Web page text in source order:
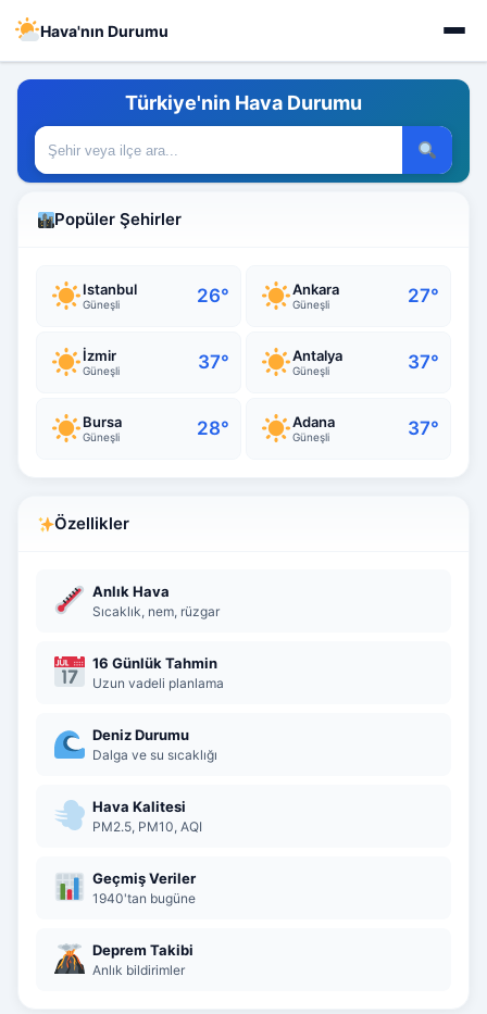
Hava'nın Durumu
Türkiye'nin Hava Durumu
Popüler Şehirler
Istanbul
Güneşli 26° Ankara
Güneşli 27°
İzmir
Güneşli 37° Antalya
Güneşli 37°
Bursa
Güneşli 28° Adana
Güneşli 37°
Özellikler
Anlık Hava
Sıcaklık, nem, rüzgar
16 Günlük Tahmin
Uzun vadeli planlama
Deniz Durumu
Dalga ve su sıcaklığı
Hava Kalitesi
PM2.5, PM10, AQI
Geçmiş Veriler
1940'tan bugüne
Deprem Takibi
Anlık bildirimler